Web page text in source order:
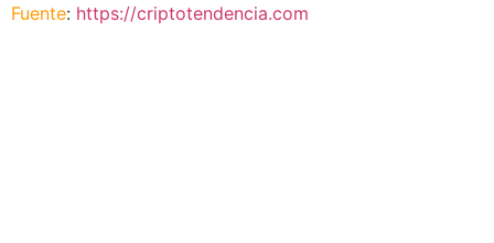
Fuente: https://criptotendencia.com